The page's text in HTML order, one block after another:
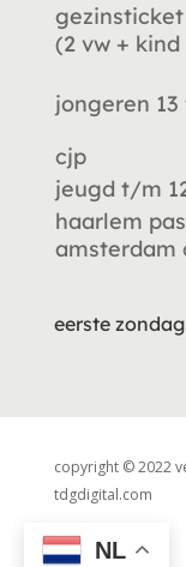
gezinsticket
(2 vw +
jongeren
cjp
jeugd t/m
haarlem
amsterdam
eerste
copyright © 2022
tdgdigital.com
NL